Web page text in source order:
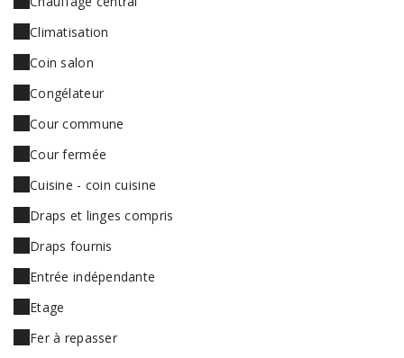
Climatisation
Coin salon
Congélateur
Cour commune
Cour fermée
Cuisine - coin cuisine
Draps et linges compris
Draps fournis
Entrée indépendante
Etage
Fer à repasser